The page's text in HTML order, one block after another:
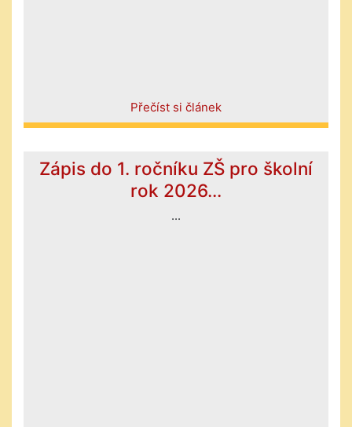
Přečíst si článek
Zápis do 1. ročníku ZŠ pro školní
rok 2026...
...